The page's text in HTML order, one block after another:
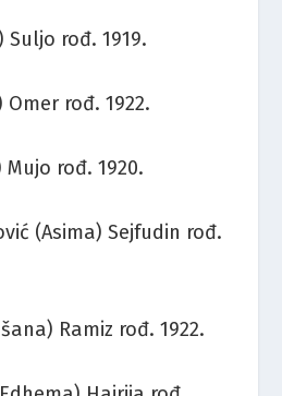
Suljo rođ. 1919.
Omer rođ. 1922.
rođ. 1920.
(Asima) Sejfudin rođ.
Ramiz rođ. 1922.